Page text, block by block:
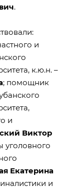
.
и
к.ю.н. –
; помощник
и
Виктор
уголовного
Екатерина
и